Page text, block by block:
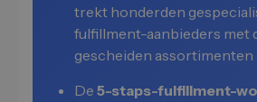
trekt honderden
fulfillment-aanbieders met
gescheiden assortimenten
De 5-staps-fulfillment-